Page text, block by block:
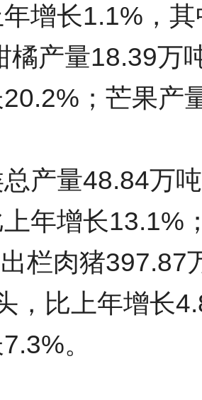
增长1.1%，
橘产量18.39万
；芒果产
产量48.84万
年增长13.1%
栏肉猪397.87
，比上年增长
。